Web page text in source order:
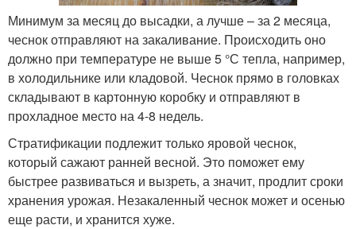
Минимум за месяц до высадки, а лучше – за 2 месяца,
чеснок отправляют на закаливание. Происходить оно
должно при температуре не выше 5 °С тепла, например,
в холодильнике или кладовой. Чеснок прямо в головках
складывают в картонную коробку и отправляют в
прохладное место на 4-8 недель.
Стратификации подлежит только яровой чеснок,
который сажают ранней весной. Это поможет ему
быстрее развиваться и вызреть, а значит, продлит сроки
хранения урожая. Незакаленный чеснок может и осенью
еще расти, и хранится хуже.